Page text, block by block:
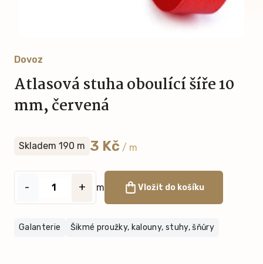
Atlasová stuha oboulící šíře 10
mm, červená
Dovoz
Skladem 190 m 3 Kč / m
- + m Vložit do košíku
Galanterie Šikmé proužky, kalouny, stuhy, šňůry